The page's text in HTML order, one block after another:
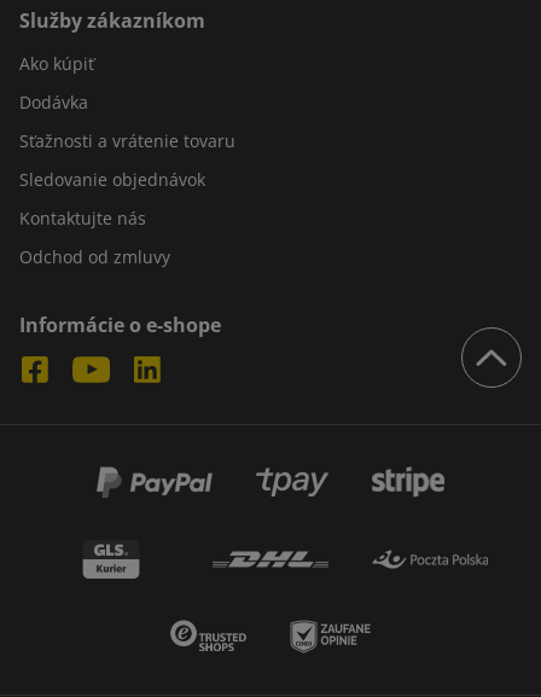
Služby zákazníkom
Ako kúpiť
Dodávka
Sťažnosti a vrátenie tovaru
Sledovanie objednávok
Kontaktujte nás
Odchod od zmluvy
Informácie o e-shope